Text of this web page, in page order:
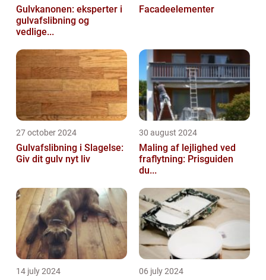
Gulvkanonen: eksperter i
gulvafslibning og
vedlige...
Facadeelementer
27 october 2024
Gulvafslibning i Slagelse:
Giv dit gulv nyt liv
30 august 2024
Maling af lejlighed ved
fraflytning: Prisguiden
du...
14 july 2024 06 july 2024